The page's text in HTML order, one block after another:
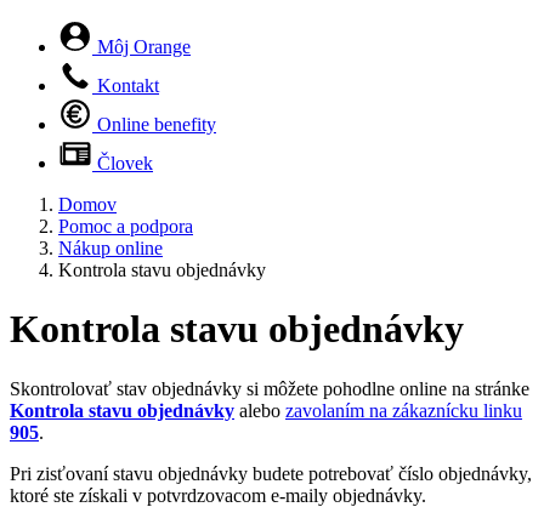
Môj Orange
Kontakt
Online benefity
Človek
Domov
Pomoc a podpora
Nákup online
Kontrola stavu objednávky
Kontrola stavu objednávky
Skontrolovať stav objednávky si môžete pohodlne online na stránke
Kontrola stavu objednávky alebo zavolaním na zákaznícku linku
905.
Pri zisťovaní stavu objednávky budete potrebovať číslo objednávky,
ktoré ste získali v potvrdzovacom e-maily objednávky.